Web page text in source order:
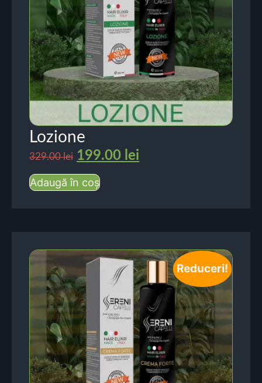
Lozione
329.00lei 199.00 lei
Adaugă în coș
Reduceri!